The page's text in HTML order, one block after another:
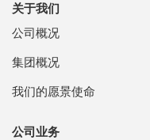
关于我们
公司概况
集团概况
我们的愿景使命
公司业务